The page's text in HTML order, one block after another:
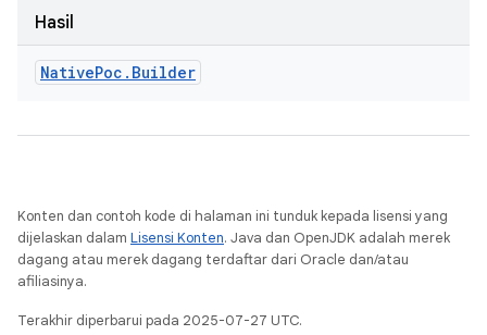
Hasil
NativePoc . Builder
Konten dan contoh kode di halaman ini tunduk kepada lisensi yang
dijelaskan dalam Lisensi Konten. Java dan OpenJDK adalah merek
dagang atau merek dagang terdaftar dari Oracle dan/atau
afiliasinya.
Terakhir diperbarui pada 2025-07-27 UTC.